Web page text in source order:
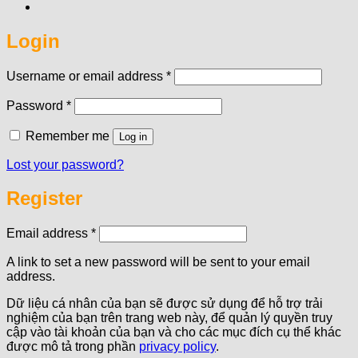
Login
Username or email address *Required
Password *Required
Remember me Log in
Lost your password?
Register
Email address *Required
A link to set a new password will be sent to your email
address.
Dữ liệu cá nhân của bạn sẽ được sử dụng để hỗ trợ trải
nghiệm của bạn trên trang web này, để quản lý quyền truy
cập vào tài khoản của bạn và cho các mục đích cụ thể khác
được mô tả trong phần privacy policy.